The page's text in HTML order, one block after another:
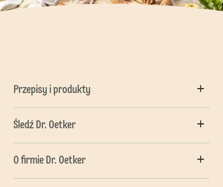
Przepisy i produkty
Śledź Dr. Oetker
O firmie Dr. Oetker